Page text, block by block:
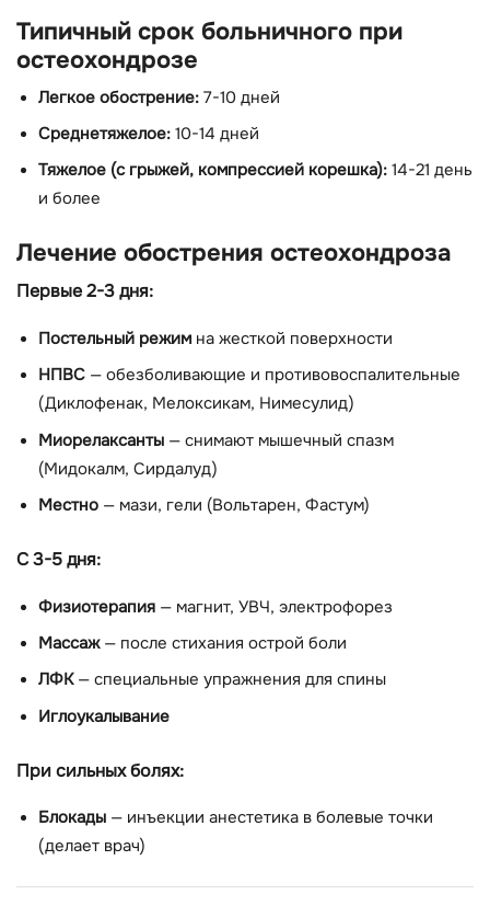
Типичный срок больничного при
остеохондрозе
Легкое обострение: 7-10 дней
Среднетяжелое: 10-14 дней
Тяжелое (с грыжей, компрессией корешка): 14-21 день
и более
Лечение обострения остеохондроза
Первые 2-3 дня:
Постельный режим на жесткой поверхности
НПВС — обезболивающие и противовоспалительные
(Диклофенак, Мелоксикам, Нимесулид)
Миорелаксанты — снимают мышечный спазм
(Мидокалм, Сирдалуд)
Местно — мази, гели (Вольтарен, Фастум)
С 3-5 дня:
Физиотерапия — магнит, УВЧ, электрофорез
Массаж— после стихания острой боли
ЛФК— специальные упражнения для спины
Иглоукалывание
При сильных болях:
Блокады — инъекции анестетика в болевые точки
(делает врач)